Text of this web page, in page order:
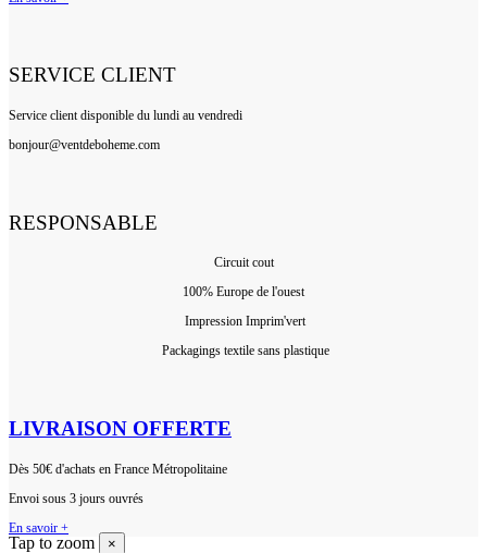
SERVICE CLIENT
Service client disponible du lundi au vendredi
bonjour@ventdeboheme.com
RESPONSABLE
Circuit cout
100% Europe de l'ouest
Impression Imprim'vert
Packagings textile sans plastique
LIVRAISON OFFERTE
Dès 50€ d'achats en France Métropolitaine
Envoi sous 3 jours ouvrés
En savoir +
Tap to zoom ×